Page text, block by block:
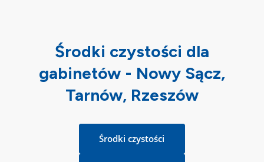
Środki czystości dla
gabinetów - Nowy Sącz,
Tarnów, Rzeszów
Środki czystości